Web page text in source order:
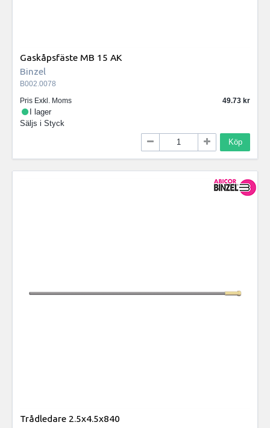
Gaskåpsfäste MB 15 AK
Binzel
B002.0078
Pris Exkl. Moms
49.73
I lager
Säljs i Styck
Köp
Trådledare 2.5x4.5x840